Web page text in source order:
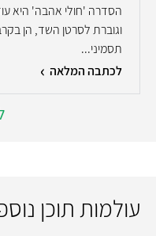
הסדרה 'חולי אהבה' היא
וגוברת לסרטן השד, הן
תסמיני...
לכתבה המלאה
עולמות תוכן